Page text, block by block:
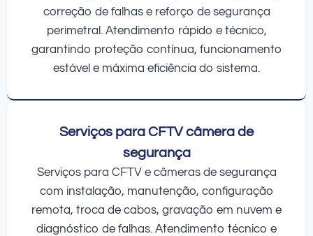
correção de falhas e reforço de segurança
perimetral. Atendimento rápido e técnico,
garantindo proteção contínua, funcionamento
estável e máxima eficiência do sistema.
Serviços para CFTV câmera de
segurança
Serviços para CFTV e câmeras de segurança
com instalação, manutenção, configuração
remota, troca de cabos, gravação em nuvem e
diagnóstico de falhas. Atendimento técnico e